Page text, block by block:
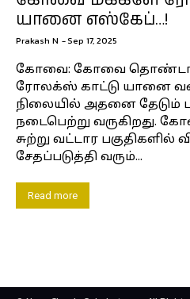
யானை எஸ்கேப்…!
Prakash N -Sep 17, 2025
கோவை: கோவை
ரோலக்ஸ் காட்டு யானை
நிலையில் அதனை தேடும்
நடைபெற்று வருகிறது.
சுற்று வட்டார
சேதப்படுத்தி வரும்...
Read more